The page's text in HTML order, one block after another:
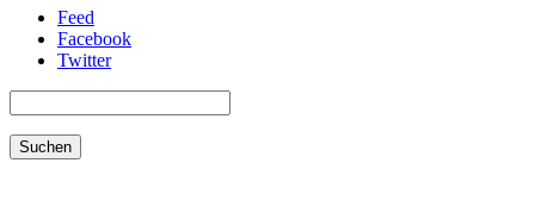
Feed
Facebook
Twitter
Suchen